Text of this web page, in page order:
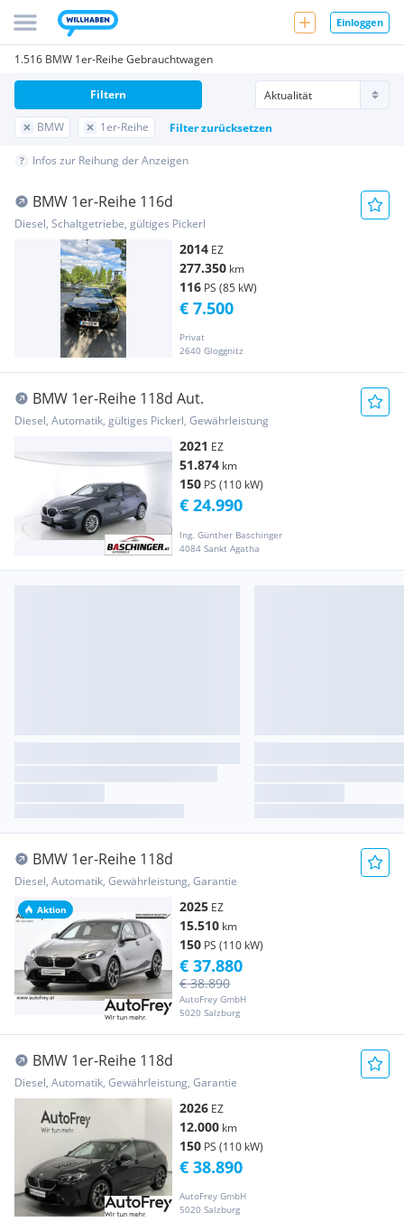
Einloggen
1.516 BMW 1er-Reihe Gebrauchtwagen
BMW 1er-Reihe Filter zurücksetzen
Filtern
Infos zur Reihung der Anzeigen
BMW 1er-Reihe 116d
Diesel, Schaltgetriebe, gültiges Pickerl
2014 EZ
277.350 km
116 PS (85 kW)
Privat
2640 Gloggnitz
€ 7.500
BMW 1er-Reihe 118d Aut.
Diesel, Automatik, gültiges Pickerl, Gewährleistung
2021 EZ
51.874 km
150 PS (110 kW)
Ing. Günther Baschinger
4084 Sankt Agatha
€ 24.990
Aktion
BMW 1er-Reihe 118d
Diesel, Automatik, Gewährleistung, Garantie
2025 EZ
15.510 km
150 PS (110 kW)
AutoFrey GmbH
5020 Salzburg
€ 38.890
€ 37.880
BMW 1er-Reihe 118d
Diesel, Automatik, Gewährleistung, Garantie
2026 EZ
12.000 km
150 PS (110 kW)
AutoFrey GmbH
5020 Salzburg
€ 38.890